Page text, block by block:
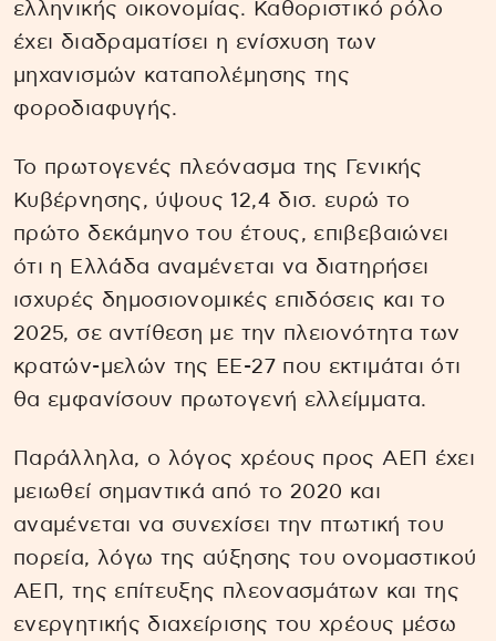
ελληνικής οικονομίας. Καθοριστικό ρόλο
έχει διαδραματίσει η ενίσχυση των
μηχανισμών καταπολέμησης της
φοροδιαφυγής.
Το πρωτογενές πλεόνασμα της Γενικής
Κυβέρνησης, ύψους 12,4 δισ. ευρώ το
πρώτο δεκάμηνο του έτους, επιβεβαιώνει
ότι η Ελλάδα αναμένεται να διατηρήσει
ισχυρές δημοσιονομικές επιδόσεις και το
2025, σε αντίθεση με την πλειονότητα των
κρατών-μελών της ΕΕ-27 που εκτιμάται ότι
θα εμφανίσουν πρωτογενή ελλείμματα.
Παράλληλα, ο λόγος χρέους προς ΑΕΠ έχει
μειωθεί σημαντικά από το 2020 και
αναμένεται να συνεχίσει την πτωτική του
πορεία, λόγω της αύξησης του ονομαστικού
ΑΕΠ, της επίτευξης πλεονασμάτων και της
ενεργητικής διαχείρισης του χρέους μέσω